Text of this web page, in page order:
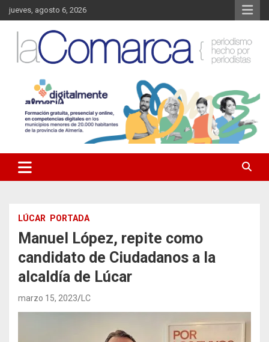
Saltar
al
contenido
jueves, agosto 6, 2026
La Comarca – Noticias del
Almanzora
Almanzora y sus localidades.
LÚCAR PORTADA
Manuel López, repite como
candidato de Ciudadanos a la
alcaldía de Lúcar
marzo 15, 2023 LC